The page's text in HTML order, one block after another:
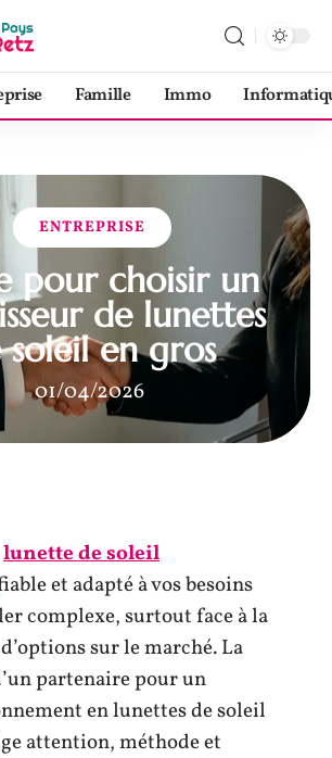
Famille Immo
ENTREPRISE
pour choisir un
de lunettes
soleil en gros
01/04/2026
lunette de soleil
et adapté à vos besoins
complexe, surtout face à la
sur le marché. La
partenaire pour un
en lunettes de soleil
attention, méthode et